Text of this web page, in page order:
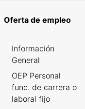
Oferta de empleo
Información
General
OEP Personal
func. de carrera o
laboral fijo